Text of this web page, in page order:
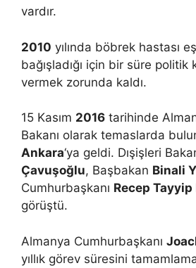
vardır.
2010 yılında böbrek hastası
bağışladığı için bir süre politik
vermek zorunda kaldı.
15 Kasım 2016 tarihinde
Bakanı olarak temaslarda
Ankara‘ya geldi. Dışişleri
Çavuşoğlu, Başbakan Binali
Cumhurbaşkanı Recep Tayyip
görüştü.
Almanya Cumhurbaşkanı
yıllık görev süresini